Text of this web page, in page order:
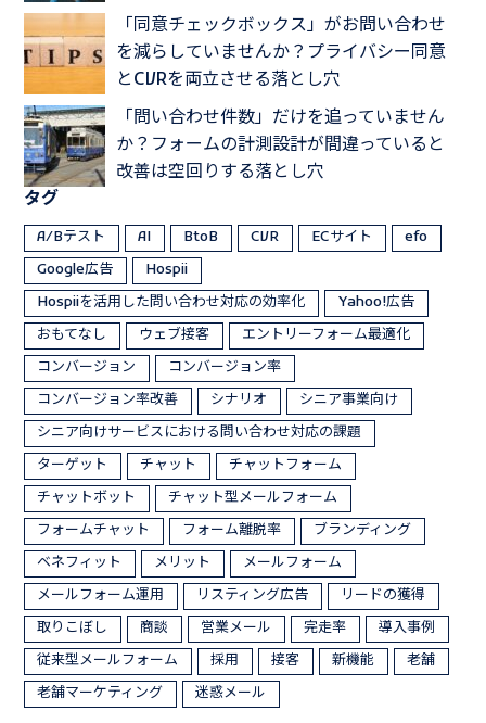
「同意チェックボックス」がお問い合わせ
を減らしていませんか？プライバシー同意
とCVRを両立させる落とし穴
「問い合わせ件数」だけを追っていません
か？フォームの計測設計が間違っていると
改善は空回りする落とし穴
タグ
A/Bテスト AI BtoB CVR ECサイト
efo
Google広告
Hospii
Hospiiを活用した問い合わせ対応の効率化
Yahoo!広告
おもてなし
ウェブ接客
エントリーフォーム最適化
コンバージョン
コンバージョン率
コンバージョン率改善
シナリオ
シニア事業向け
シニア向けサービスにおける問い合わせ対応の課題
ターゲット
チャット
チャットフォーム
チャットボット
チャット型メールフォーム
フォームチャット
フォーム離脱率
ブランディング
ベネフィット
メリット
メールフォーム
メールフォーム運用
リスティング広告
リードの獲得
取りこぼし
商談 営業メール 完走率
導入事例
従来型メールフォーム
採用 接客 新機能
老舗
老舗マーケティング
迷惑メール